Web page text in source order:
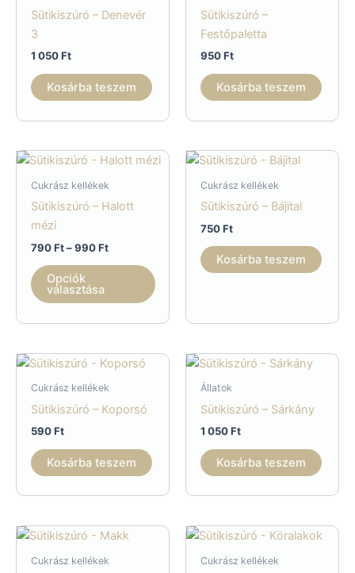
termékoldalon
választhatók
Sütikiszúró – Denevér
3
1 050Ft
Kosárba teszem
Sütikiszúró –
Festőpaletta
950Ft
Kosárba teszem
Cukrász kellékek
Sütikiszúró – Halott
mézi
790Ft – 990FtÁrtartomány:
Opciók
választása
a
több
van.
változatok
termékoldalon
választhatók
Cukrász kellékek
Sütikiszúró – Bájital
750Ft
Kosárba teszem
Cukrász kellékek
Sütikiszúró – Koporsó
590Ft
Kosárba teszem
Állatok
Sütikiszúró – Sárkány
1 050Ft
Kosárba teszem
Cukrász kellékek Cukrász kellékek